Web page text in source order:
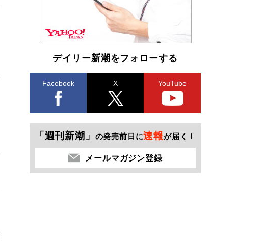
デイリー新潮をフォローする
Facebook X YouTube
「週刊新潮」 の発売前日に速報が届く！
メールマガジン登録